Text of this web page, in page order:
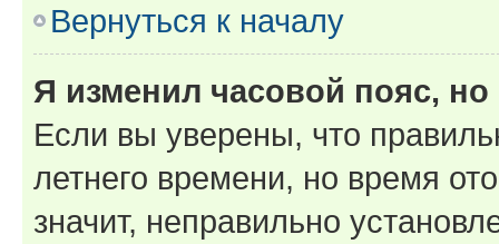
Вернуться к началу
Я изменил часовой пояс,
Если вы уверены, что
летнего времени, но время
значит, неправильно